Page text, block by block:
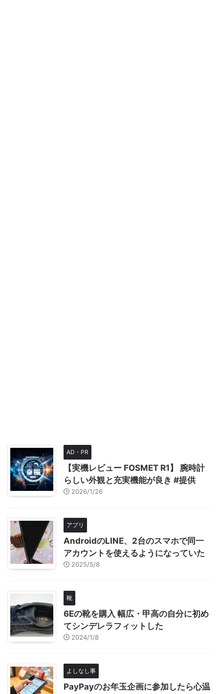
AD・PR
【実機レビュー FOSMET R1】 腕時計
らしい外観と充実機能が良き #提供
2026/1/26
アプリ
AndroidのLINE、2台のスマホで同一
アカウントを使えるようになっていた
2025/5/8
靴
6Eの靴を購入 幅広・甲高の自分に初め
てシンデレラフィットした
2024/1/8
よしなし事
PayPayのお年玉企画に参加したら心温